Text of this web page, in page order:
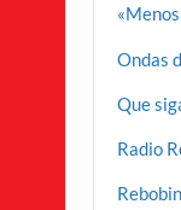
Ondas
Que
Radio